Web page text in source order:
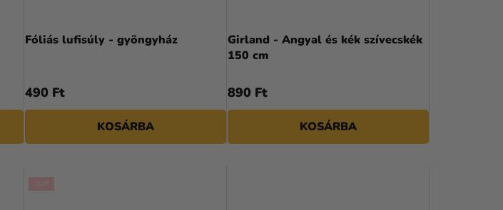
Fóliás lufisúly - gyöngyház
490 Ft
KOSÁRBA
Girland - Angyal és kék szívecskék
150 cm
890 Ft
KOSÁRBA